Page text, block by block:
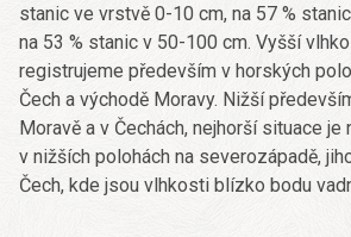
stanic ve vrstvě 0-10 cm, na 57 %
na 53 % stanic v 50-100 cm. Vyšší
registrujeme především v horských
Čech a východě Moravy. Nižší
Moravě a v Čechách, nejhorší situace je
v nižších polohách na severozápadě,
Čech, kde jsou vlhkosti blízko bodu